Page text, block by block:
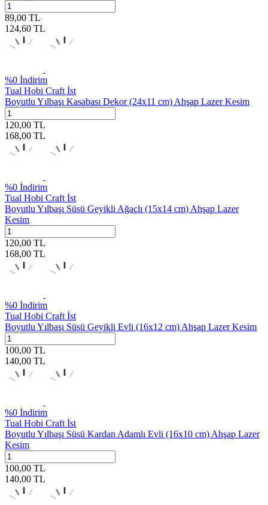
89,00 TL
124,60 TL
%0 İndirim
Tual Hobi Craft İst
Boyutlu Yılbaşı Kasabası Dekor (24x11 cm) Ahşap Lazer Kesim
120,00 TL
168,00 TL
%0 İndirim
Tual Hobi Craft İst
Boyutlu Yılbaşı Süsü Geyikli Ağaçlı (15x14 cm) Ahşap Lazer
Kesim
120,00 TL
168,00 TL
%0 İndirim
Tual Hobi Craft İst
Boyutlu Yılbaşı Süsü Geyikli Evli (16x12 cm) Ahşap Lazer Kesim
100,00 TL
140,00 TL
%0 İndirim
Tual Hobi Craft İst
Boyutlu Yılbaşı Süsü Kardan Adamlı Evli (16x10 cm) Ahşap Lazer
Kesim
100,00 TL
140,00 TL